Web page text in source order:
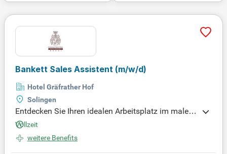
Bankett Sales Assistent (m/w/d)
Hotel Gräfrather Hof
Solingen
Entdecken Sie Ihren idealen Arbeitsplatz im maleris
chen Bergischen Land! Das Hotel Gräfrather Hof in
Solingen-Gräfrath ist nur 15 km von Düsseldorf ent
fernt und direkt an der A46 gelegen. Unser 4-Sterne
Vollzeit
weitere Benefits